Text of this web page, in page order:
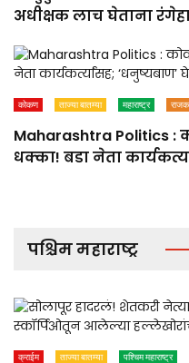
अधीक्षक लाच घेताना
कोकण ताज्या बातम्या महाराष्ट्र
Maharashtra Politics :
धक्का! बडा नेता
पश्चिम महाराष्ट्र
क्राईम ताज्या बातम्या पश्चिम महाराष्ट्र